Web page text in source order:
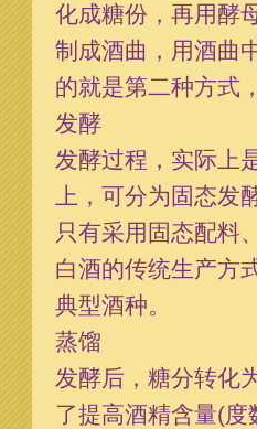
化成糖份，再用酵
制成酒曲，用酒曲
的就是第二种方式
发酵
发酵过程，实际上
上，可分为固态发
只有采用固态配料
白酒的传统生产方
典型酒种。
蒸馏
发酵后，糖分转化
了提高酒精含量(